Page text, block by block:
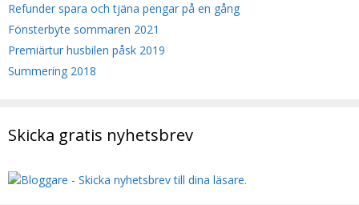
Refunder spara och tjäna pengar på en gång
Fönsterbyte sommaren 2021
Premiärtur husbilen påsk 2019
Summering 2018
Skicka gratis nyhetsbrev